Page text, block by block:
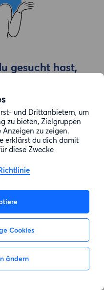
und Drittanbietern, um
zu bieten, Zielgruppen
zu zeigen.
erklärst du dich damit
diese Zwecke
Cookies
ändern
gesucht hast,
gehen